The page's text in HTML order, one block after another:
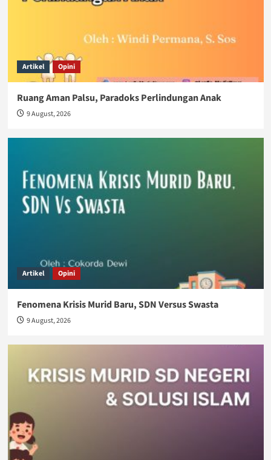
Artikel Opini
Ruang Aman Palsu, Paradoks Perlindungan Anak
9 August, 2026
Artikel Opini
Fenomena Krisis Murid Baru, SDN Versus Swasta
9 August, 2026